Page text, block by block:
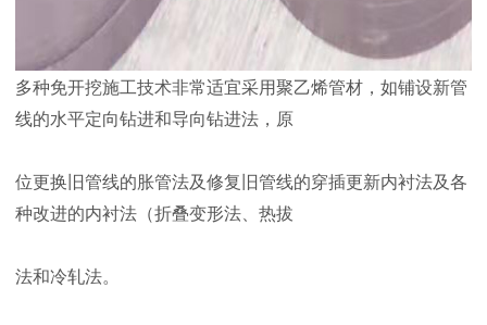
多种免开挖施工技术非常适宜采用聚乙烯管材，如铺设新管
线的水平定向钻进和导向钻进法，原
位更换旧管线的胀管法及修复旧管线的穿插更新内衬法及各
种改进的内衬法（折叠变形法、热拔
法和冷轧法。